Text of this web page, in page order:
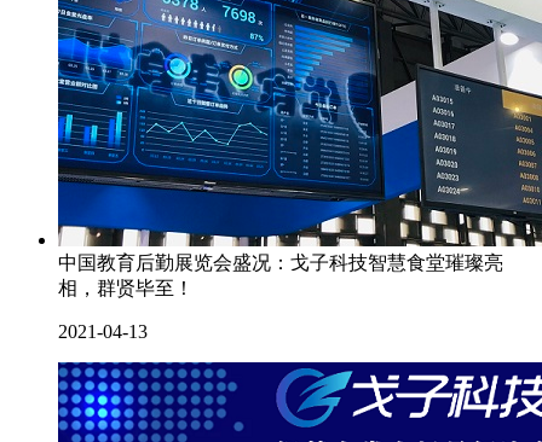
中国教育后勤展览会盛况：戈子科技智慧食堂璀璨亮
相，群贤毕至！
2021-04-13